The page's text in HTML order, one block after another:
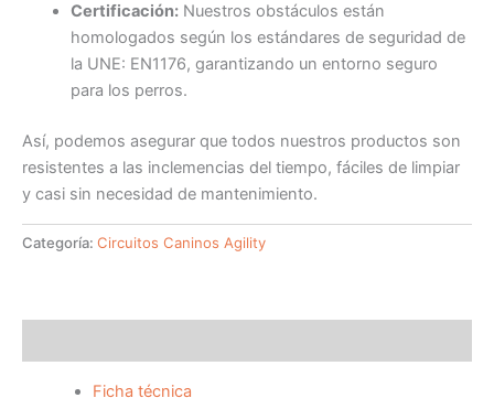
Certificación:Nuestros obstáculos están
homologados según los estándares de seguridad de
la UNE: EN1176, garantizando un entorno seguro
para los perros.
Así, podemos asegurar que todos nuestros productos son
resistentes a las inclemencias del tiempo, fáciles de limpiar
y casi sin necesidad de mantenimiento.
Categoría: Circuitos Caninos Agility
Ficha técnica